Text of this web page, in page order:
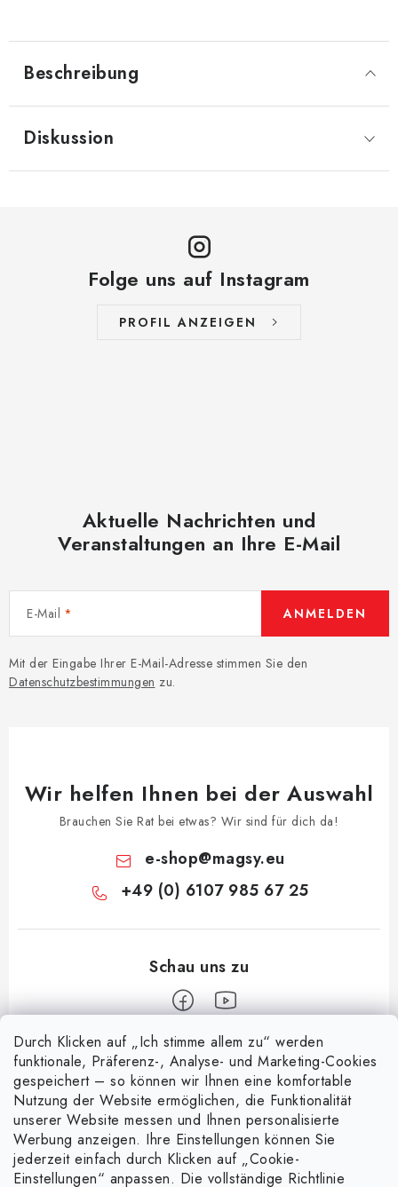
Durch Klicken auf „Ich stimme allem zu“ werden
funktionale, Präferenz-, Analyse- und Marketing-Cookies
gespeichert – so können wir Ihnen eine komfortable
Nutzung der Website ermöglichen, die Funktionalität
unserer Website messen und Ihnen personalisierte
Werbung anzeigen. Ihre Einstellungen können Sie
jederzeit einfach durch Klicken auf „Cookie-
Einstellungen“ anpassen. Die vollständige Richtlinie
Beschreibung
Diskussion
Folge uns auf Instagram
PROFIL ANZEIGEN
Aktuelle Nachrichten und
Veranstaltungen an Ihre E-Mail
E-Mail
Mit der Eingabe Ihrer E-Mail-Adresse stimmen Sie den
Datenschutzbestimmungen zu.
ANMELDEN
Wir helfen Ihnen bei der Auswahl
Brauchen Sie Rat bei etwas? Wir sind für dich da!
e-shop@magsy.eu
+49 (0) 6107 985 67 25
Informace pro vás
Über uns
Handelsbedingungen
Nachricht
Entdecken Sie die Magie magnetischer Taschen
Facebook